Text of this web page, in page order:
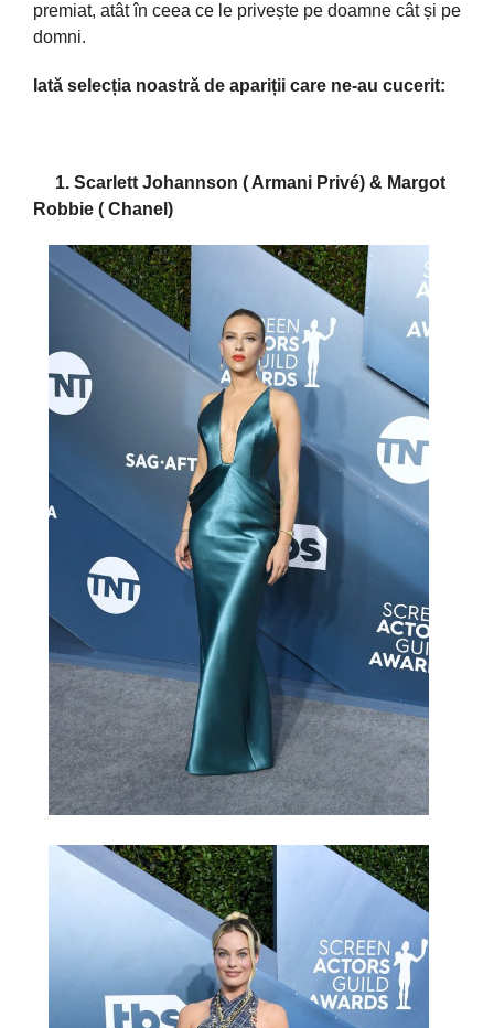
premiat, atât în ceea ce le privește pe doamne cât și pe
domni.
Iată selecția noastră de apariții care ne-au cucerit:
1. Scarlett Johannson ( Armani Privé) & Margot
Robbie ( Chanel)